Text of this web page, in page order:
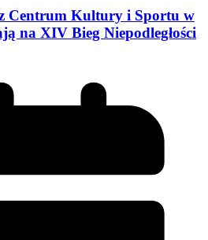
Centrum Kultury i Sportu w
na XIV Bieg Niepodległości